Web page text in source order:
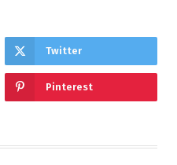
Twitter
Pinterest